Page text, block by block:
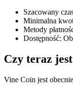
Szacowany
Minimalna
Metody
Dostępność:
Czy teraz
Vine Coin jest